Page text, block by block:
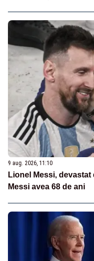
9 aug. 2026, 11:10
Lionel Messi,
Messi avea 68 de ani